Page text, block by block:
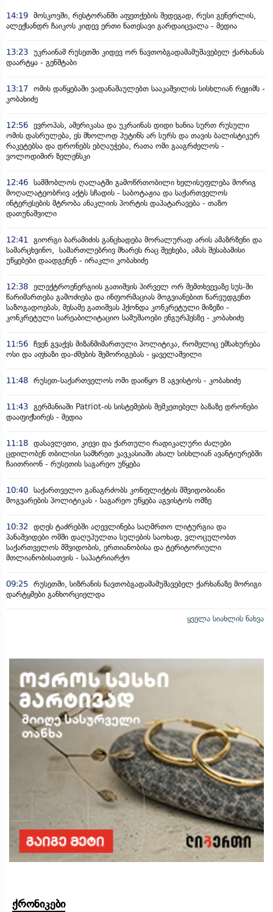
14:19 მოსკოვში, რესტორანში აფეთქების შედეგად, რუსი გენერლის,
ალექსანდრ ჩაიკოს კიდევ ერთი ნათესავი გარდაიცვალა - მედია
13:23 უკრაინამ რუსეთში კიდევ ორ ნავთობგადამამუშავებელ ქარხანას
დაარტყა - გენშტაბი
13:17 ომის დაწყებაში ვადანაშაულებთ სააკაშვილის სისხლიან რეჟიმს -
კობახიძე
12:56 ევროპას, ამერიკასა და უკრაინას დიდი ხანია სურთ რუსული
ომის დასრულება, ეს მხოლოდ პუტინს არ სურს და თავის ბალისტიკურ
რაკეტებსა და დრონებს ებღაუჭება, რათა ომი გააგრძელოს -
ვოლოდიმირ ზელენსკი
12:46 სამშობლოს ღალატში გამოწრთობილი ხელისუფლება მორიგ
მოღალატეობრივ აქტს სჩადის - საბოტაჟია და საქართველოს
ინტერესების მტრობა ანაკლიის პორტის დაპატარავება - თაზო
დათუნაშვილი
12:41
გიორგი ბარამიძის განცხადება მორალურად არის ამაზრზენი და
სამარცხვინო, სამართლებრივ მხარეს რაც შეეხება, ამას შესაბამისი
უწყებები დაადგენენ - ირაკლი კობახიძე
12:38 ელექტროენერგიის გათიშვის პირველ ორ შემთხვევაზე სუს-ში
წარიმართება გამოძიება და ინფორმაციას მოგვიანებით წარვუდგენთ
საზოგადოებას, მესამე გათიშვას ჰქონდა კონკრეტული მიზეზი -
კონკრეტული სარეაბილიტაციო სამუშაოები ენგურჰესზე - კობახიძე
11:56 ჩვენ გვაქვს მიზანმიმართული პოლიტიკა, რომელიც ემსახურება
ოსი და აფხაზი და-ძმების შემორიგებას - ყაველაშვილი
11:48 რუსეთ-საქართველოს ომი დაიწყო 8 აგვისტოს - კობახიძე
11:43 გერმანიაში Patriot-ის სისტემების შემკეთებელ ბაზაზე დრონები
დააფიქსირეს - მედია
11:18 დასავლეთი, კიევი და ქართული რადიკალური ძალები
ცდილობენ თბილისი სამხრეთ კავკასიაში ახალ სისხლიან ავანტიურებში
ჩაითრიონ - რუსეთის საგარეო უწყება
10:40 საქართველო განაგრძობს კონფლიქტის მშვიდობიანი
მოგვარების პოლიტიკას - საგარეო უწყება აგვისტოს ომზე
10:32
დღეს ტაძრებში აღევლინება საღმრთო ლიტურგია და
პანაშვიდები ომში დაღუპულთა სულების საოხად, ვლოცულობთ
საქართველოს მშვიდობის, ერთიანობისა და ტერიტორიული
მთლიანობისათვის - საპატრიარქო
09:25 რუსეთში, სიზრანის ნავთობგადამამუშავებელ ქარხანაზე მორიგი
დარტყმები განხორციელდა
ყველა სიახლის ნახვა
ქრონიკები